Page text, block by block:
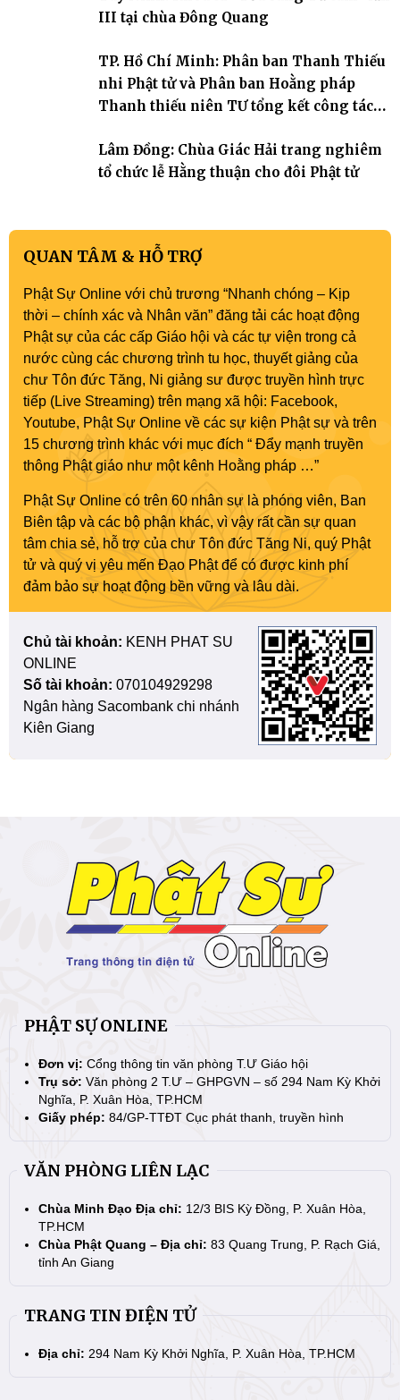
III tại chùa Đông Quang
TP. Hồ Chí Minh: Phân ban Thanh Thiếu
nhi Phật tử và Phân ban Hoằng pháp
Thanh thiếu niên TƯ tổng kết công tác
Lâm Đồng: Chùa Giác Hải trang nghiêm
tổ chức lễ Hằng thuận cho đôi Phật tử
QUAN TÂM & HỖ TRỢ
Phật Sự Online với chủ trương “Nhanh chóng – Kịp
thời – chính xác và Nhân văn” đăng tải các hoạt động
Phật sự của các cấp Giáo hội và các tự viện trong cả
nước cùng các chương trình tu học, thuyết giảng của
chư Tôn đức Tăng, Ni giảng sư được truyền hình trực
tiếp (Live Streaming) trên mạng xã hội: Facebook,
Youtube, Phật Sự Online về các sự kiện Phật sự và trên
15 chương trình khác với mục đích “ Đẩy mạnh truyền
thông Phật giáo như một kênh Hoằng pháp …”
Phật Sự Online có trên 60 nhân sự là phóng viên, Ban
Biên tập và các bộ phận khác, vì vậy rất cần sự quan
tâm chia sẻ, hỗ trợ của chư Tôn đức Tăng Ni, quý Phật
tử và quý vị yêu mến Đạo Phật để có được kinh phí
đảm bảo sự hoạt động bền vững và lâu dài.
Chủ tài khoản: KENH PHAT SU
ONLINE
Số tài khoản: 070104929298
Ngân hàng Sacombank chi nhánh
Kiên Giang
PHẬT SỰ ONLINE
Đơn vị: Cổng thông tin văn phòng T.Ư Giáo hội
Trụ sở: Văn phòng 2 T.Ư – GHPGVN – số 294 Nam Kỳ Khởi
Nghĩa, P. Xuân Hòa, TP.HCM
Giấy phép: 84/GP-TTĐT Cục phát thanh, truyền hình
VĂN PHÒNG LIÊN LẠC
Chùa Minh Đạo Địa chỉ: 12/3 BIS Kỳ Đồng, P. Xuân Hòa,
TP.HCM
Chùa Phật Quang – Địa chỉ: 83 Quang Trung, P. Rạch Giá,
tỉnh An Giang
TRANG TIN ĐIỆN TỬ
Địa chỉ: 294 Nam Kỳ Khởi Nghĩa, P. Xuân Hòa, TP.HCM